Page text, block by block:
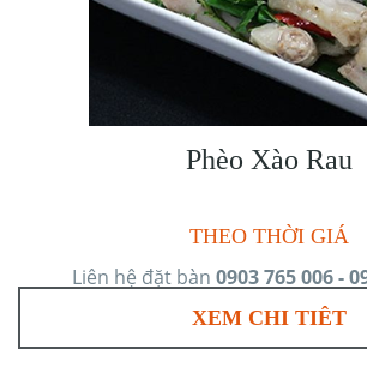
Phèo Xào Rau
THEO THỜI GIÁ
Liên hệ đặt bàn 0903 765 006 -
XEM CHI TIÊT